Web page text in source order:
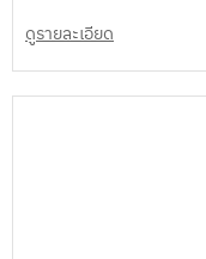
ดูรายละเอียด